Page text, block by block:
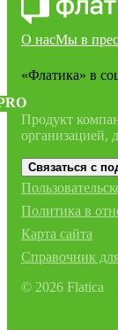
О насМы в
«Флатика» в
Продукт
организацией,
Связаться с
Политика в
Карта сайта
Справочник
© 2026 Flatica